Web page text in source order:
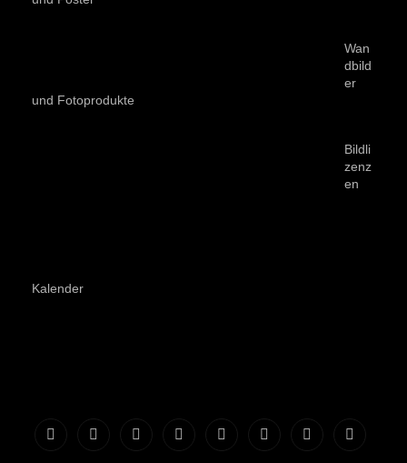
Wan
dbild
er
und Fotoprodukte
Bildli
zenz
en
Kalender